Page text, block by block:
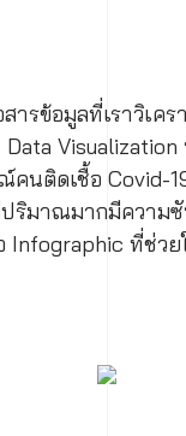
ารข้อมูลที่เราวิเ
นติดเชื้อ Covid-
ริมาณมากมีความ
ที่ช่ว